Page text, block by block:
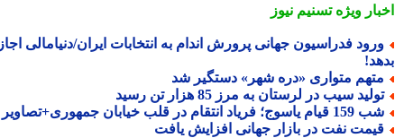
ویژهتسنیم نیوز
فدراسیون جهانی پرورش اندام به انتخابات ایران/دنیامالی اجازه
متواری «دره شهر» دستگیر شد
سیب در لرستان به مرز 85 هزار تن رسید
یاسوج؛ فریاد انتقام در قلب خیابان جمهوری+تصاویر
نفت در بازار جهانی افزایش یافت